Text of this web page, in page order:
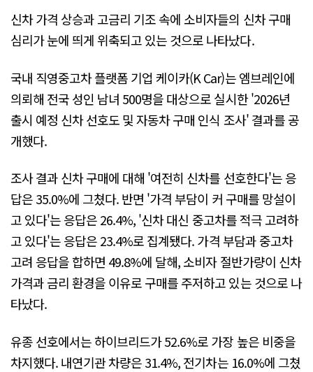
신차 가격 상승과 고금리 기조 속에 소비자들의 신차 구매
심리가 눈에 띄게 위축되고 있는 것으로 나타났다.
국내 직영중고차 플랫폼 기업 케이카(K Car)는 엠브레인에
의뢰해 전국 성인 남녀 500명을 대상으로 실시한 '2026년
출시 예정 신차 선호도 및 자동차 구매 인식 조사' 결과를 공
개했다.
조사 결과 신차 구매에 대해 '여전히 신차를 선호한다'는 응
답은 35.0%에 그쳤다. 반면 '가격 부담이 커 구매를 망설이
고 있다'는 응답은 26.4%, '신차 대신 중고차를 적극 고려하
고 있다'는 응답은 23.4%로 집계됐다. 가격 부담과 중고차
고려 응답을 합하면 49.8%에 달해, 소비자 절반가량이 신차
가격과 금리 환경을 이유로 구매를 주저하고 있는 것으로 나
타났다.
유종 선호에서는 하이브리드가 52.6%로 가장 높은 비중을
차지했다. 내연기관 차량은 31.4%, 전기차는 16.0%에 그쳤